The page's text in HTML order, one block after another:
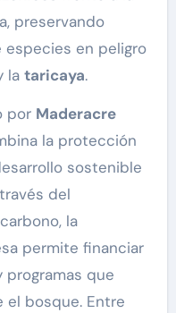
preservando
en peligro
la taricaya.
por Maderacre
la protección
sostenible
del
la
permite financiar
que
el bosque. Entre